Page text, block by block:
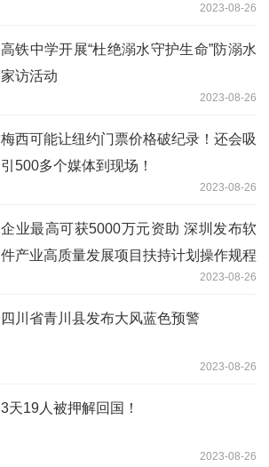
2023-08-26
高铁中学开展“杜绝溺水守护生命”防溺水
家访活动
2023-08-26
梅西可能让纽约门票价格破纪录！还会吸
引500多个媒体到现场！
2023-08-26
企业最高可获5000万元资助 深圳发布软
件产业高质量发展项目扶持计划操作规程
2023-08-26
四川省青川县发布大风蓝色预警
2023-08-26
3天19人被押解回国！
2023-08-26